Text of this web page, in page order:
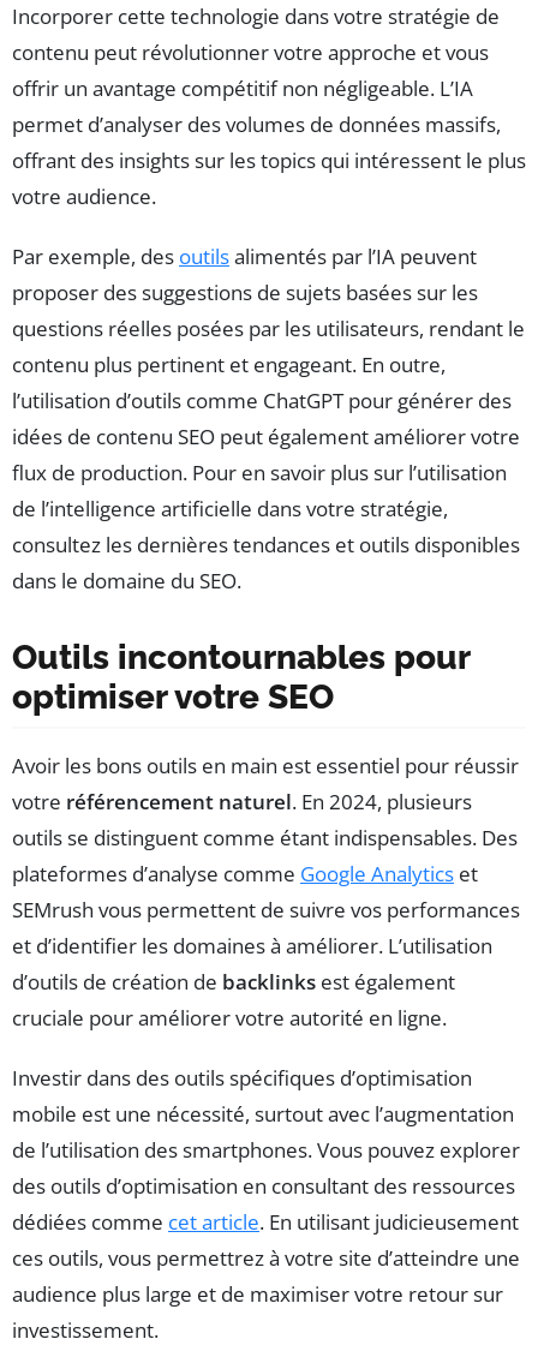
Incorporer cette technologie dans votre stratégie de
contenu peut révolutionner votre approche et vous
offrir un avantage compétitif non négligeable. L’IA
permet d’analyser des volumes de données massifs,
offrant des insights sur les topics qui intéressent le plus
votre audience.
Par exemple, des outilsalimentés par l’IA peuvent
proposer des suggestions de sujets basées sur les
questions réelles posées par les utilisateurs, rendant le
contenu plus pertinent et engageant. En outre,
l’utilisation d’outils comme ChatGPT pour générer des
idées de contenu SEO peut également améliorer votre
flux de production. Pour en savoir plus sur l’utilisation
de l’intelligence artificielle dans votre stratégie,
consultez les dernières tendances et outils disponibles
dans le domaine du SEO.
Outils incontournables pour
optimiser votre SEO
Avoir les bons outils en main est essentiel pour réussir
votre référencement naturel. En 2024, plusieurs
outils se distinguent comme étant indispensables. Des
plateformes d’analyse comme Google Analytics et
SEMrush vous permettent de suivre vos performances
et d’identifier les domaines à améliorer. L’utilisation
d’outils de création de backlinks est également
cruciale pour améliorer votre autorité en ligne.
Investir dans des outils spécifiques d’optimisation
mobile est une nécessité, surtout avec l’augmentation
de l’utilisation des smartphones. Vous pouvez explorer
des outils d’optimisation en consultant des ressources
dédiées comme cet article. En utilisant judicieusement
ces outils, vous permettrez à votre site d’atteindre une
audience plus large et de maximiser votre retour sur
investissement.